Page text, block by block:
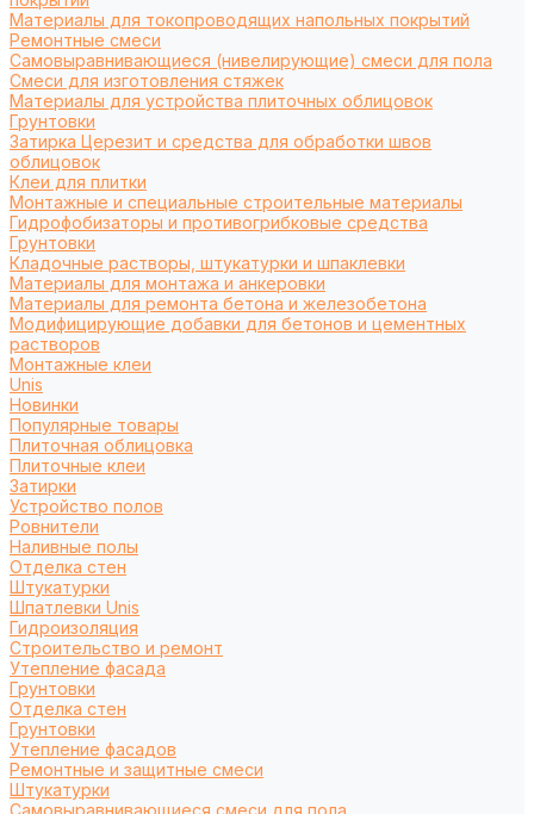
Материалы для токопроводящих напольных покрытий
Ремонтные смеси
Самовыравнивающиеся (нивелирующие) смеси для пола
Смеси для изготовления стяжек
Материалы для устройства плиточных облицовок
Грунтовки
Затирка Церезит и средства для обработки швов
облицовок
Клеи для плитки
Монтажные и специальные строительные материалы
Гидрофобизаторы и противогрибковые средства
Грунтовки
Кладочные растворы, штукатурки и шпаклевки
Материалы для монтажа и анкеровки
Материалы для ремонта бетона и железобетона
Модифицирующие добавки для бетонов и цементных
растворов
Монтажные клеи
Unis
Новинки
Популярные товары
Плиточная облицовка
Плиточные клеи
Затирки
Устройство полов
Ровнители
Наливные полы
Отделка стен
Штукатурки
Шпатлевки Unis
Гидроизоляция
Строительство и ремонт
Утепление фасада
Грунтовки
Отделка стен
Грунтовки
Утепление фасадов
Ремонтные и защитные смеси
Штукатурки
Самовыравнивающиеся смеси для пола